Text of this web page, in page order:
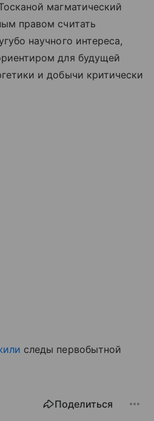
магматический
правом считать
научного интереса,
для будущей
и добычи критически
следы первобытной
Поделиться